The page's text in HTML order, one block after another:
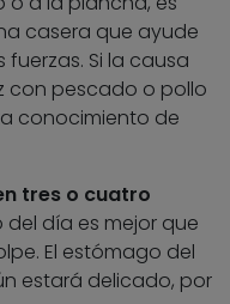
casera que ayude
Si la causa
con pescado o pollo
conocimiento de
tres o cuatro
día es mejor que
El estómago del
estará delicado, por